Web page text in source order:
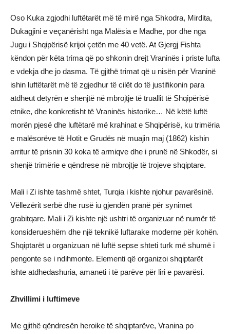
Oso Kuka zgjodhi luftëtarët më të mirë nga Shkodra, Mirdita,
Dukagjini e veçanërisht nga Malësia e Madhe, por dhe nga
Jugu i Shqipërisë krijoi çetën me 40 vetë. At Gjergj Fishta
këndon për këta trima që po shkonin drejt Vraninës i priste lufta
e vdekja dhe jo dasma. Të gjithë trimat që u nisën për Vraninë
ishin luftëtarët më të zgjedhur të cilët do të justifikonin para
atdheut detyrën e shenjtë në mbrojtje të truallit të Shqipërisë
etnike, dhe konkretisht të Vraninës historike… Në këtë luftë
morën pjesë dhe luftëtarë më krahinat e Shqipërisë, ku trimëria
e malësorëve të Hotit e Grudës në muajin maj (1862) kishin
arritur të prisnin 30 koka të armiqve dhe i prunë në Shkodër, si
shenjë trimërie e qëndrese në mbrojtje të trojeve shqiptare.
Mali i Zi ishte tashmë shtet, Turqia i kishte njohur pavarësinë.
Vëllezërit serbë dhe rusë iu gjendën pranë për synimet
grabitqare. Mali i Zi kishte një ushtri të organizuar në numër të
konsiderueshëm dhe një teknikë luftarake moderne për kohën.
Shqiptarët u organizuan në luftë sepse shteti turk më shumë i
pengonte se i ndihmonte. Elementi që organizoi shqiptarët
ishte atdhedashuria, amaneti i të parëve për liri e pavarësi.
Zhvillimi i luftimeve
Me gjithë qëndresën heroike të shqiptarëve, Vranina po